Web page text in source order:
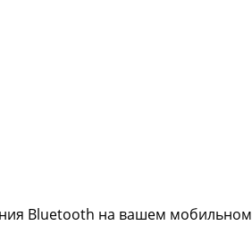
Bluetooth на вашем мобильном